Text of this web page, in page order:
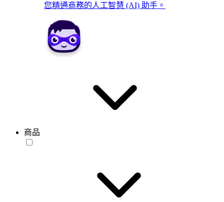
您精通商務的人工智慧 (AI) 助手。
商品